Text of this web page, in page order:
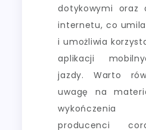
dotykowymi oraz
internetu, co
i umożliwia
aplikacji
jazdy. Warto
uwagę na
producenci